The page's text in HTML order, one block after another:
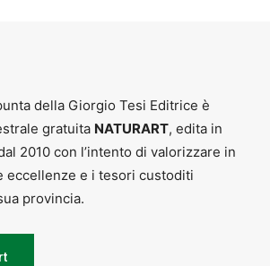
della Giorgio Tesi Editrice è
gratuita NATURART, edita in
2010 con l’intento di valorizzare in
eccellenze e i tesori custoditi
provincia.